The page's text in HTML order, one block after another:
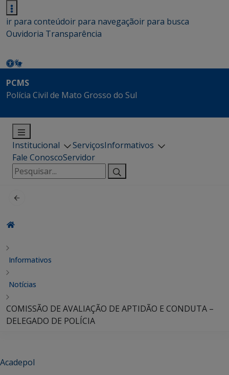
ir para conteúdoir para navegaçãoir para busca
Ouvidoria Transparência
PCMS
Polícia Civil de Mato Grosso do Sul
Institucional ServiçosInformativos
Fale ConoscoServidor
Pesquisar
por:
Informativos
Notícias
COMISSÃO DE AVALIAÇÃO DE APTIDÃO E CONDUTA –
DELEGADO DE POLÍCIA
Acadepol